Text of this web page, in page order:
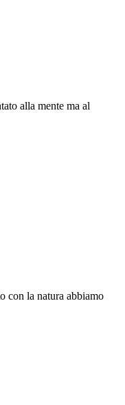
alla mente ma al
con la natura abbiamo